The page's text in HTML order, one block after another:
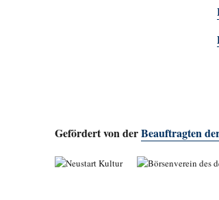
Gefördert von derBeauftragten